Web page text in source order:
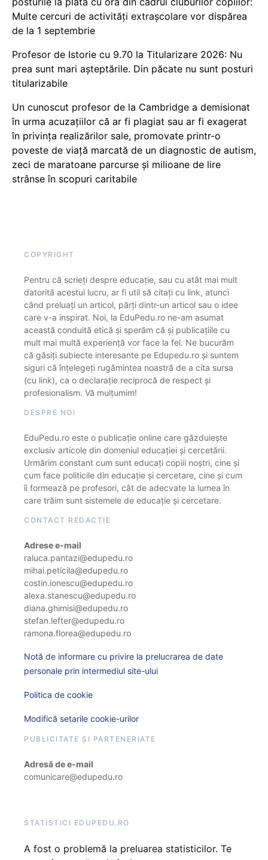
Multe cercuri de activități extrașcolare vor dispărea
de la 1 septembrie
Profesor de Istorie cu 9.70 la Titularizare 2026: Nu
prea sunt mari așteptările. Din păcate nu sunt posturi
titularizabile
Un cunoscut profesor de la Cambridge a demisionat
în urma acuzațiilor că ar fi plagiat sau ar fi exagerat
în privința realizărilor sale, promovate printr-o
poveste de viață marcată de un diagnostic de autism,
zeci de maratoane parcurse și milioane de lire
strânse în scopuri caritabile
COPYRIGHT
Pentru că scrieți despre educație, sau cu atât mai mult
datorită acestui lucru, ar fi util să citați cu link, atunci
când preluați un articol, părți dintr-un articol sau o idee
care v-a inspirat. Noi, la EduPedu.ro ne-am asumat
această conduită etică și sperăm că și publicațiile cu
mult mai multă experiență vor face la fel. Ne bucurăm
că găsiți subiecte interesante pe Edupedu.ro și suntem
siguri că înțelegeți rugămintea noastră de a cita sursa
(cu link), ca o declarație reciprocă de respect și
profesionalism. Vă mulțumim!
DESPRE NOI
EduPedu.ro este o publicație online care găzduiește
exclusiv articole din domeniul educației și cercetării.
Urmărim constant cum sunt educați copiii noștri, cine și
cum face politicile din educație și cercetare, cine și cum
îi formează pe profesori, cât de adecvate la lumea în
care trăim sunt sistemele de educație și cercetare.
CONTACT REDACȚIE
Adrese e-mail
raluca.pantazi@edupedu.ro
mihai.peticila@edupedu.ro
costin.ionescu@edupedu.ro
alexa.stanescu@edupedu.ro
diana.ghimisi@edupedu.ro
stefan.lefter@edupedu.ro
ramona.florea@edupedu.ro
Notă de informare cu privire la prelucrarea de date
personale prin intermediul site-ului
Politica de cookie
Modifică setarile cookie-urilor
PUBLICITATE ȘI PARTENERIATE
Adresă de e-mail
comunicare@edupedu.ro
STATISTICI EDUPEDU.RO
A fost o problemă la preluarea statisticilor. Te